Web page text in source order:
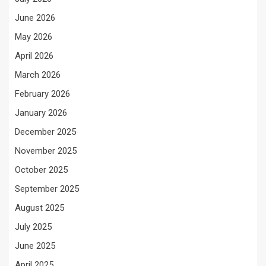
June 2026
May 2026
April 2026
March 2026
February 2026
January 2026
December 2025
November 2025
October 2025
September 2025
August 2025
July 2025
June 2025